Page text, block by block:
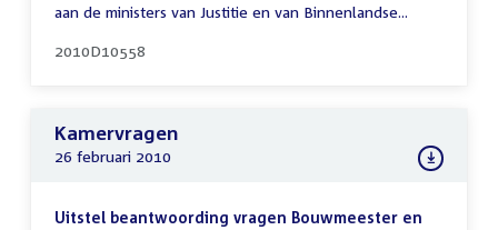
aan de ministers van Justitie en van Binnenlandse...
2010D10558
Kamervragen
26 februari 2010
Uitstel beantwoording vragen Bouwmeester en